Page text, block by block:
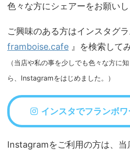
色々な方にシェアーをお願いし
ご興味のある方はインスタグ
framboise.cafe 』を検索して
（当店や私の事を少しでも色々な方に
ら、Instagramをはじめました。）
インスタでフランボ
Instagramをご利用の方は、当